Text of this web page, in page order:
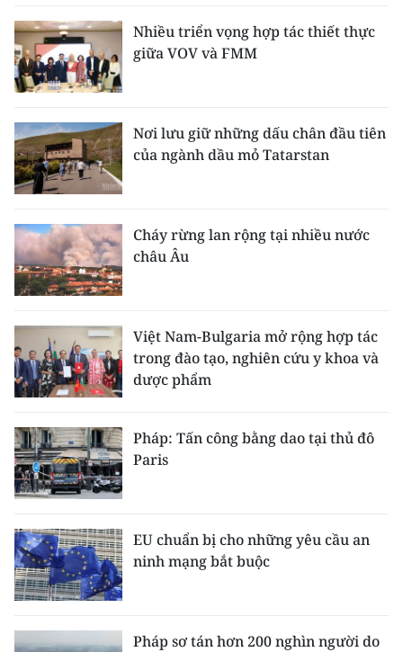
Nhiều triển vọng hợp tác thiết thực
giữa VOV và FMM
Nơi lưu giữ những dấu chân đầu tiên
của ngành dầu mỏ Tatarstan
Cháy rừng lan rộng tại nhiều nước
châu Âu
Việt Nam-Bulgaria mở rộng hợp tác
trong đào tạo, nghiên cứu y khoa và
dược phẩm
Pháp: Tấn công bằng dao tại thủ đô
Paris
EU chuẩn bị cho những yêu cầu an
ninh mạng bắt buộc
Pháp sơ tán hơn 200 nghìn người do